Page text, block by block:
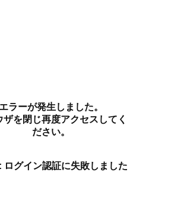
エラーが発生しました。
ザを閉じ再度アクセスしてく
ださい。
ログイン認証に失敗しました